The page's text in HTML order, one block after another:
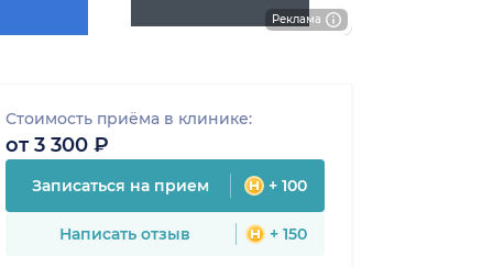
Стоимость приёма в клинике:
от 3 300 ₽
Записаться на прием + 100
Написать отзыв + 150
Реклама